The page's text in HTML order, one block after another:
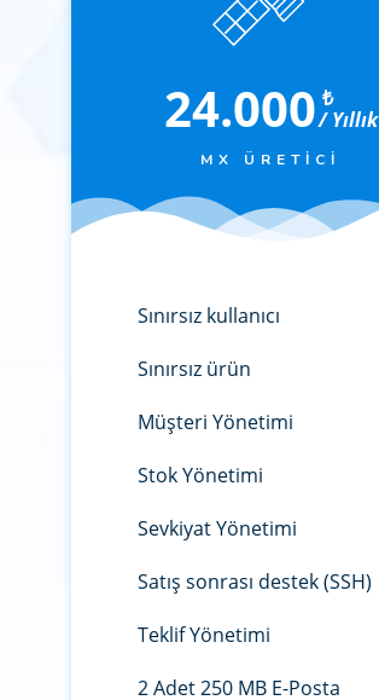
24.000 ₺
/ Yıllık
MX ÜRETICI
Sınırsız kullanıcı
Sınırsız ürün
Müşteri Yönetimi
Stok Yönetimi
Sevkiyat Yönetimi
Satış sonrası destek (SSH)
Teklif Yönetimi
2 Adet 250 MB E-Posta